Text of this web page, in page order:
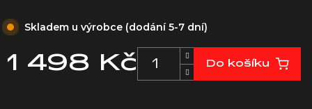
1 498 Kč
Skladem u výrobce (dodání 5-7 dní)
Do košíku